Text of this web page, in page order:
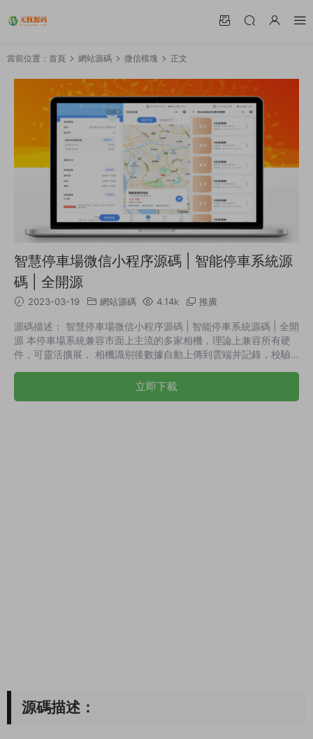
當前位置： 首頁 網站源碼 微信模塊 正文
智慧停車場微信小程序源碼 | 智能停車系統源
碼 | 全開源
2023-03-19 網站源碼 4.14k 推廣
源碼描述： 智慧停車場微信小程序源碼 | 智能停車系統源碼 | 全開
源 本停車場系統兼容市面上主流的多家相機，理論上兼容所有硬
件，可靈活擴展， 相機識别後數據自動上傳到雲端并記錄，校驗
車記錄詳情可自主繳費 (支持微信，支付寶，銀行接口支付，支持
每個停車場指定不同的商戶進行收款)， 支付後出場在免費時間内
立即下載
源碼描述：